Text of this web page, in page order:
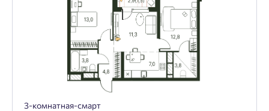
3-комнатная-смарт